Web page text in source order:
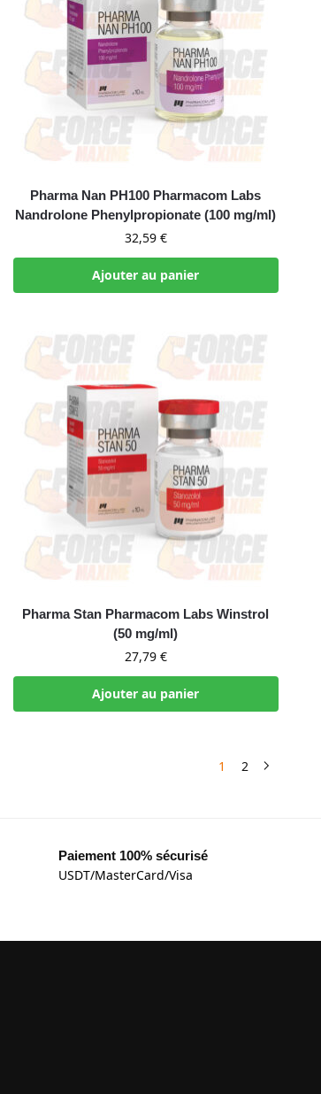
Pharma Nan PH100 Pharmacom Labs
Nandrolone Phenylpropionate (100 mg/ml)
32,59 €
Ajouter au panier
Pharma Stan Pharmacom Labs Winstrol
(50 mg/ml)
27,79 €
Ajouter au panier
1 2
Paiement 100% sécurisé
USDT/MasterCard/Visa